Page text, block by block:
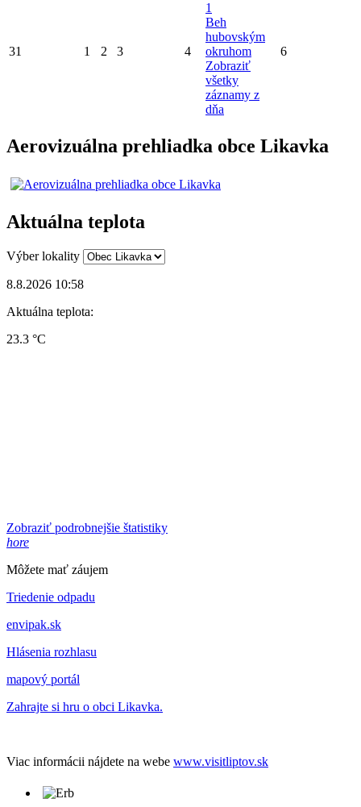
31 1 2 3 4
1
Beh
hubovským
okruhom
Zobraziť
všetky
záznamy z
dňa
6
Aerovizuálna prehliadka obce Likavka
Aktuálna teplota
Výber lokality
8.8.2026 10:58
Aktuálna teplota:
23.3 °C
Zobraziť podrobnejšie štatistiky
hore
Môžete mať záujem
Triedenie odpadu
envipak.sk
Hlásenia rozhlasu
mapový portál
Zahrajte si hru o obci Likavka.
Viac informácii nájdete na webe www.visitliptov.sk